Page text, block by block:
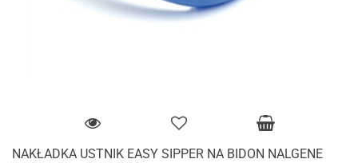
NAKŁADKA USTNIK EASY SIPPER NA BIDON NALGENE